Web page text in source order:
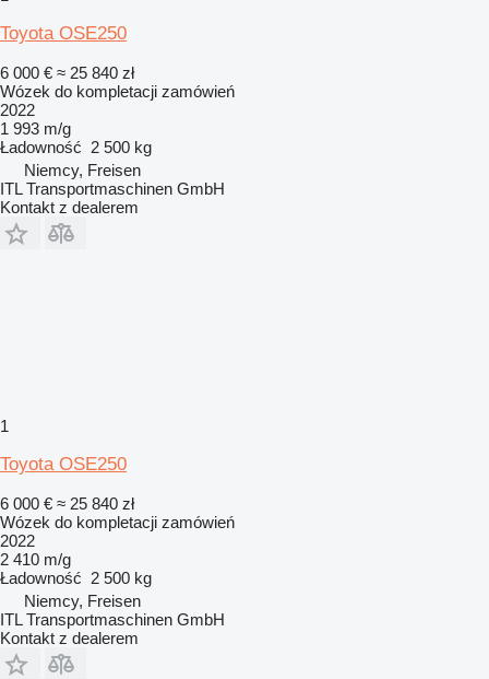
Toyota OSE250
6 000 € ≈ 25 840 zł
Wózek do kompletacji zamówień
2022
1 993 m/g
Ładowność 2 500 kg
Niemcy, Freisen
ITL Transportmaschinen GmbH
Kontakt z dealerem
1
Toyota OSE250
6 000 € ≈ 25 840 zł
Wózek do kompletacji zamówień
2022
2 410 m/g
Ładowność 2 500 kg
Niemcy, Freisen
ITL Transportmaschinen GmbH
Kontakt z dealerem